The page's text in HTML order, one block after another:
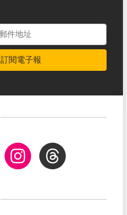
訂閱電子報
InstagramThreads